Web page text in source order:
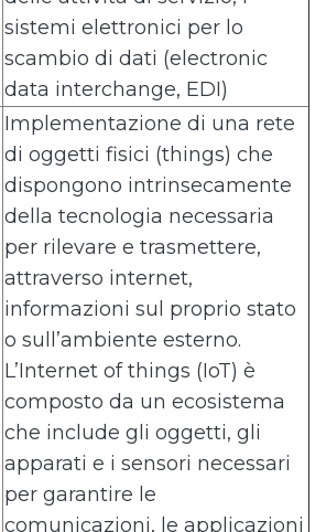
sistemi elettronici per lo
scambio di dati (electronic
data interchange, EDI)
Implementazione di una rete
di oggetti fisici (things) che
dispongono intrinsecamente
della tecnologia necessaria
per rilevare e trasmettere,
attraverso internet,
informazioni sul proprio stato
o sull’ambiente esterno.
L’Internet of things (IoT) è
composto da un ecosistema
che include gli oggetti, gli
apparati e i sensori necessari
per garantire le
comunicazioni, le applicazioni